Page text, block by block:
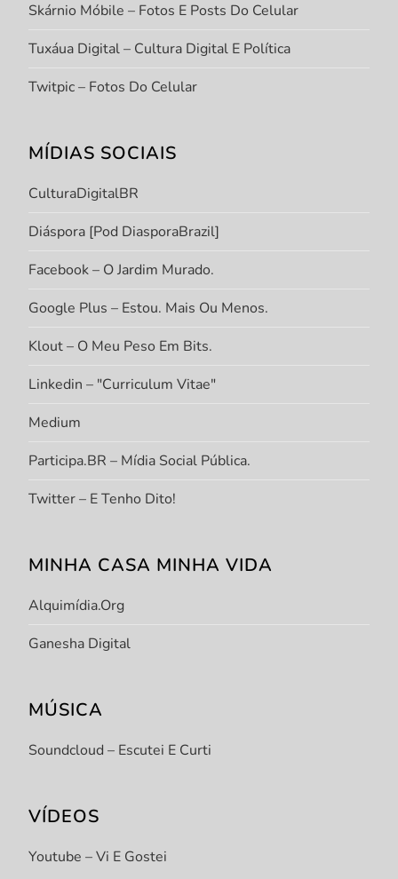
Skárnio Móbile – Fotos E Posts Do Celular
Tuxáua Digital – Cultura Digital E Política
Twitpic – Fotos Do Celular
MÍDIAS SOCIAIS
CulturaDigitalBR
Diáspora [Pod DiasporaBrazil]
Facebook – O Jardim Murado.
Google Plus – Estou. Mais Ou Menos.
Klout – O Meu Peso Em Bits.
Linkedin – "Curriculum Vitae"
Medium
Participa.BR – Mídia Social Pública.
Twitter – E Tenho Dito!
MINHA CASA MINHA VIDA
Alquimídia.org
Ganesha Digital
MÚSICA
Soundcloud – Escutei E Curti
VÍDEOS
Youtube – Vi E Gostei